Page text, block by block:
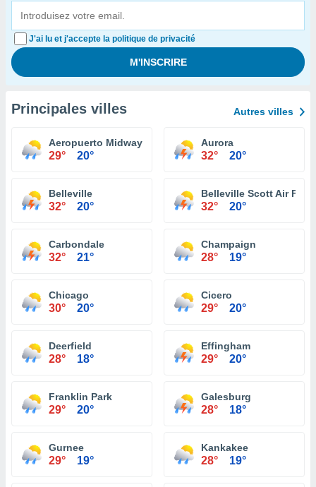
J'ai lu et j'accepte la politique de privacité
Principales villes Autres villes
Aeropuerto Midway Chicago
29° 20°
Aurora
32° 20°
Belleville
32° 20°
Belleville Scott Air
32° 20°
Carbondale
32° 21°
Champaign
28° 19°
Chicago
30° 20°
Cicero
29° 20°
Deerfield
28° 18°
Effingham
29° 20°
Franklin Park
29° 20°
Galesburg
28° 18°
Gurnee
29° 19°
Kankakee
28° 19°